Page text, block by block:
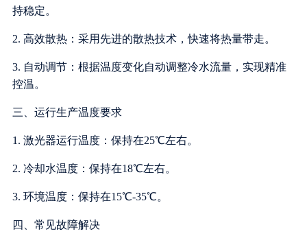
持稳定。
2. 高效散热：采用先进的散热技术，快速将热量带走。
3. 自动调节：根据温度变化自动调整冷水流量，实现精准
控温。
三、运行生产温度要求
1. 激光器运行温度：保持在25℃左右。
2. 冷却水温度：保持在18℃左右。
3. 环境温度：保持在15℃-35℃。
四、常见故障解决